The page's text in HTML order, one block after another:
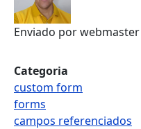
Enviado porwebmaster
Categoria
custom form
forms
campos referenciados